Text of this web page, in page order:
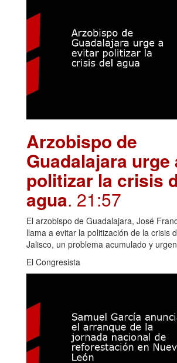
Arzobispo de
Guadalajara urge
politizar la crisis
agua. 21:57
El arzobispo de Guadalajara, José
llama a evitar la politización de la crisis
Jalisco, un problema acumulado y
El Congresista